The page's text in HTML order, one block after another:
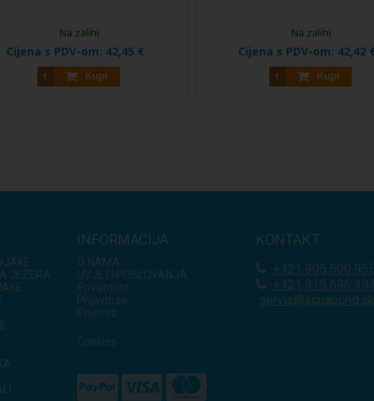
Cijena s PDV-om: 42,45 €
Kupi
Na zalihi
Cijena s PDV-om: 42,42
Kupi
Na zalihi
JEZERA
INFORMACIJA
O NAMA
UVJETI POSLOVANJA
Privatnost
Prijaviti se
Prijevoz
Cookies
KONTAKT
+421 905 500 955
+421 915 696
servis@aquapond.sk